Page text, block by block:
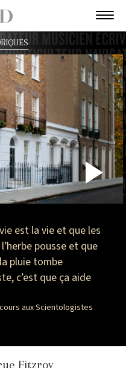
est la vie et que les
pousse et que
pluie tombe
c’est que ça aide
aux Scientologistes
Fitzroy